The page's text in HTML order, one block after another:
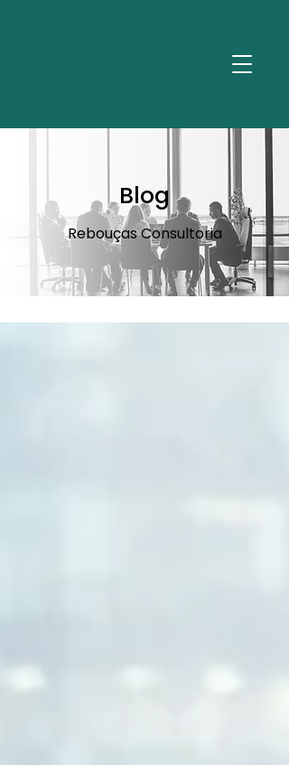
Blog
Rebouças Consultoria